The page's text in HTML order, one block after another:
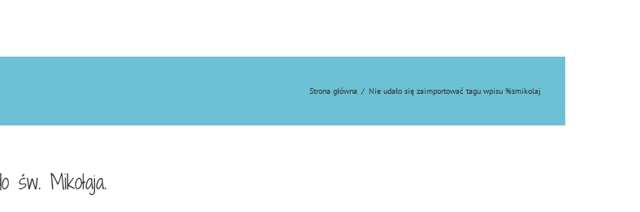
Strona główna / Nie udało się zaimportować tagu wpisu %smikolaj
Mikołaja.